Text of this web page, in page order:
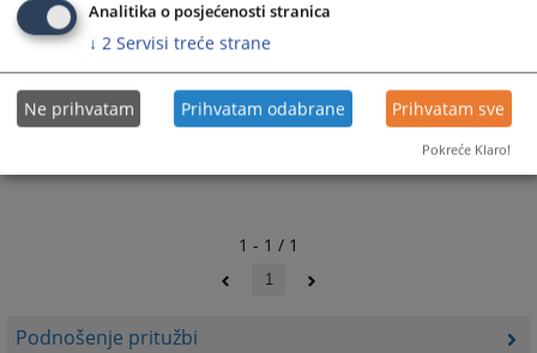
Podnošenje pritužbi
1 - 1 / 1
1
Analitika o posjećenosti stranica
↓ 2 Servisi treće strane
Ne prihvatam Prihvatam odabrane Prihvatam sve
Pokreće Klaro!